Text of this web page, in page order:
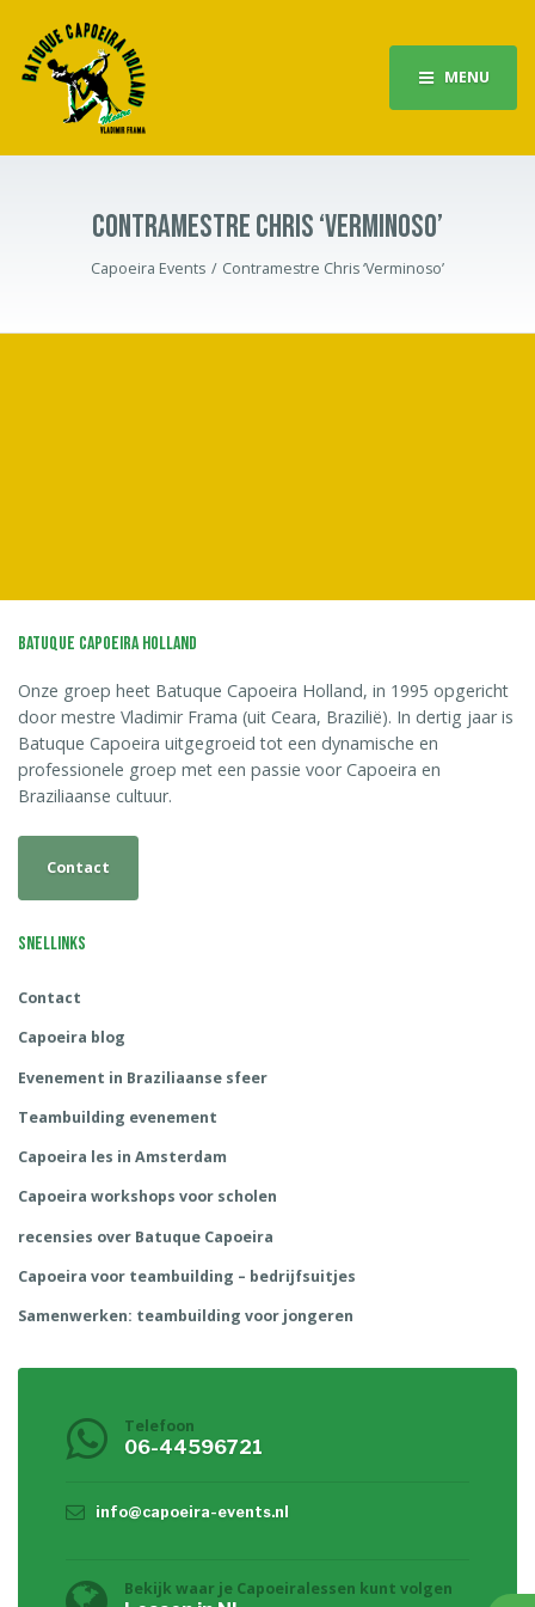
MENU
CONTRAMESTRE CHRIS ‘VERMINOSO’
Capoeira Events Contramestre Chris ‘Verminoso’
Batuque Capoeira Holland
Onze groep heet Batuque Capoeira Holland, in 1995 opgericht
door mestre Vladimir Frama (uit Ceara, Brazilië). In dertig jaar is
Batuque Capoeira uitgegroeid tot een dynamische en
professionele groep met een passie voor Capoeira en
Braziliaanse cultuur.
Contact
Snellinks
Contact
Capoeira blog
Evenement in Braziliaanse sfeer
Teambuilding evenement
Capoeira les in Amsterdam
Capoeira workshops voor scholen
recensies over Batuque Capoeira
Capoeira voor teambuilding – bedrijfsuitjes
Samenwerken: teambuilding voor jongeren
Telefoon
06-44596721
info@capoeira-events.nl
Bekijk waar je Capoeiralessen kunt volgen